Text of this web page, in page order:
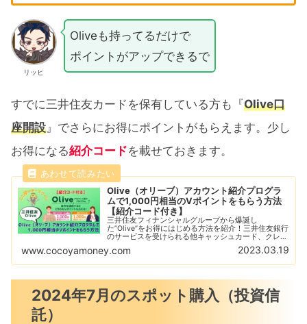
リッヒ
Oliveも持ってるだけで
ポイントがアップできるで
すでに三井住友カードを保有している方も『Olive口
座開設 』でさらにお得にポイントがもらえます。少し
お得になる紹介コードを載せておきます。
Olive（オリーブ）アカウント紹介プログラ
ムで1,000円相当のVポイントをもらう方法
【紹介コード付き】
三井住友フィナンシャルグループから爆誕し
た”Olive”をお得にはじめる方法を紹介！三井住友銀行
のサービスを受けられる他キャッシュカード、クレジ
ットカード、デビッドカード、ポイントカードの4種
類の特性を持つ『Oliveフレキシブルペイ』をゲット
www.cocoyamoney.com 2023.03.19
2024年7月のスポット購入（投資信
託）